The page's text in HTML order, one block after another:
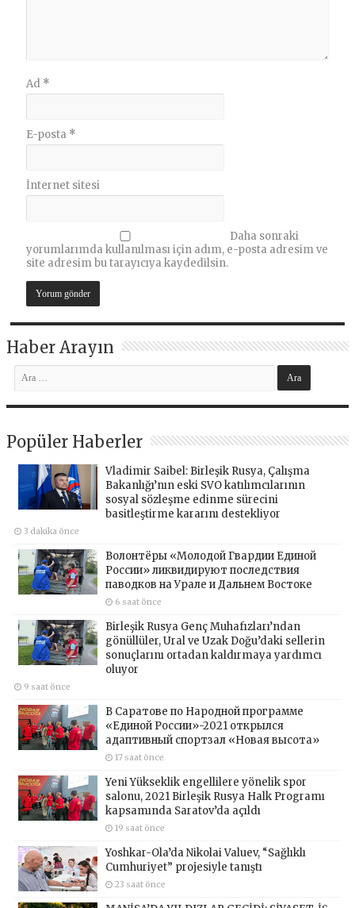
Ad *
E-posta *
İnternet sitesi
Daha sonraki
yorumlarımda kullanılması için adım, e-posta adresim ve
site adresim bu tarayıcıya kaydedilsin.
Haber Arayın
Popüler Haberler
Vladimir Saibel: Birleşik Rusya, Çalışma
Bakanlığı’nın eski SVO katılımcılarının
sosyal sözleşme edinme sürecini
basitleştirme kararını destekliyor
3 dakika önce
Волонтёры «Молодой Гвардии Единой
России» ликвидируют последствия
паводков на Урале и Дальнем Востоке
6 saat önce
Birleşik Rusya Genç Muhafızları’ndan
gönüllüler, Ural ve Uzak Doğu’daki sellerin
sonuçlarını ortadan kaldırmaya yardımcı
oluyor
9 saat önce
В Саратове по Народной программе
«Единой России»-2021 открылся
адаптивный спортзал «Новая высота»
17 saat önce
Yeni Yükseklik engellilere yönelik spor
salonu, 2021 Birleşik Rusya Halk Programı
kapsamında Saratov’da açıldı
19 saat önce
Yoshkar-Ola’da Nikolai Valuev, “Sağlıklı
Cumhuriyet” projesiyle tanıştı
23 saat önce